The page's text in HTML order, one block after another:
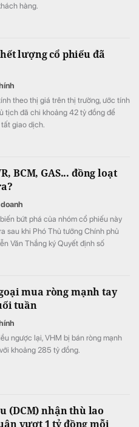
hàng.
lượng cổ phiếu đã
theo thị giá trên thị trường, ước tính
tịch đã chi khoảng 42 tỷ đồng để
tất giao dịch.
BCM, GAS... đồng loạt
bứt phá của nhóm cổ phiếu này
sau khi Phó Thủ tướng Chính phủ
Văn Thắng ký Quyết định số
tại doanh nghiệp nhà nước, doanh
có vốn nhà nước.
mua ròng mạnh tay
tuần
ngược lại, VHM bị bán ròng mạnh
khoảng 285 tỷ đồng.
(DCM) nhận thù lao
vượt 1 tỷ đồng mỗi